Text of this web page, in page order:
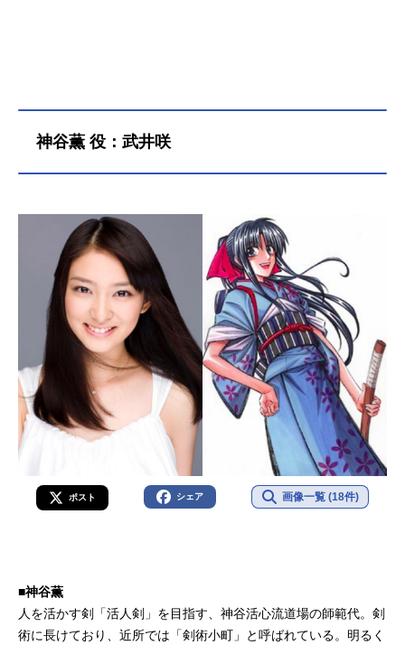
神谷薫 役：武井咲
ポスト シェア 画像一覧 (18件)
■神谷薫
人を活かす剣「活人剣」を目指す、神谷活心流道場の師範代。剣
術に長けており、近所では「剣術小町」と呼ばれている。明るく